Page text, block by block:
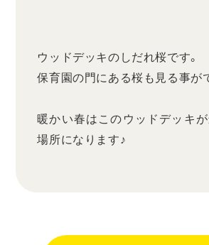
ウッドデッキのしだれ桜です。
保育園の門にある桜も見る事が
暖かい春はこのウッドデッキ
場所になります♪